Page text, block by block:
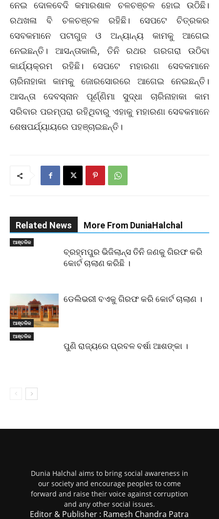
ନେଇ ଦୋଳବେଦି କମାରଶାଳ ଚଳଚଞ୍ଚଳ ହୋଇ ଉଠିଛି।
ରଥଖଳା ବି ଚଳଚଞ୍ଚଳ ରହିଛି। ସେପଟେ ଚିତ୍ରକର
ସେବକମାନେ ପଟାଗୁଜ ଓ ଅନ୍ୟାନ୍ୟ କାମକୁ ଆଗେଇ
ନେଇଛନ୍ତି। ଆସନ୍ତାକାଲି, ତିନି ରଥର ଗରଗରା ଉଠିବା
କାର୍ଯ୍ୟକ୍ରମ ରହିଛି। ସେପଟେ ମହାରଣା ସେବକମାନେ
ଚାରିନାହାକା କାମକୁ ଜୋରସୋରରେ ଆଗେଇ ନେଇଛନ୍ତି।
ଆସନ୍ତା ଦେବସ୍ନାନ ପୂର୍ଣ୍ଣିମା ସୁଦ୍ଧା ଚାରିନାହାକା କାମ
ସରିବାର ପରମ୍ପରା ରହିଥିବାରୁ ଏହାକୁ ମହାରଣା ସେବକମାନେ
ଶେଷପର୍ଯ୍ୟାୟରେ ପହଞ୍ଚାଇଛନ୍ତି।
Related News More From DuniaHalchal
ଆଞ୍ଚଳିକ
ବ୍ରହ୍ମପୁର ଭିଜିଲାନ୍ସ ତିନି ଜଣକୁ ଗିରଫ କରି
କୋର୍ଟ ଚାଲାଣ କରିଛି ।
ଆଞ୍ଚଳିକ
ଡେଲିଭରୀ ବଏକୁ ଗିରଫ କରି କୋର୍ଟ ଚାଲାଣ ।
ଆଞ୍ଚଳିକ
ପୁଣି ରାଜ୍ୟରେ ପ୍ରବଳ ବର୍ଷା ଆଶଙ୍କା ।
Dunia Halchal aims to bring social awareness in
our society and encourage peoples to come
forward and raise their voice against corruption
and any other social issues.
Editor & Publisher : Ramesh Chandra Patra